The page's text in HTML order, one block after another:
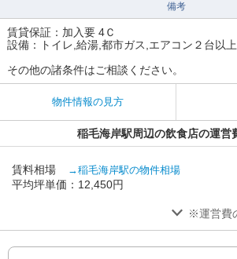
備考
賃貸保証：加⼊要 4Ｃ
設備：トイレ,給湯,都市ガス,エアコン２台以上
その他の諸条件はご相談ください。
物件情報の見方
稲毛海岸駅周辺の飲食店の運営
賃料相場 →稲毛海岸駅の物件相場
平均坪単価：12,450円
※運営費